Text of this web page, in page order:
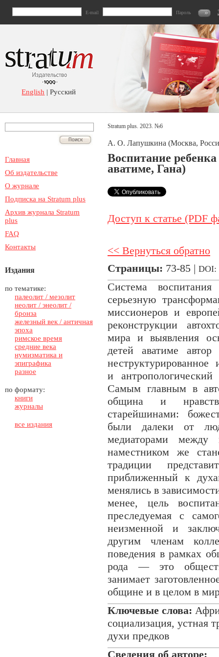
E-mail Пароль
English | Русский
Главная
Об издательстве
О журнале
Подписка на Stratum plus
Архив журнала Stratum
plus
FAQ
Контакты
Издания
по тематике:
палеолит / мезолит
неолит / энеолит /
бронза
железный век / античная
эпоха
римское время
средние века
нумизматика и
эпиграфика
разное
по формату:
книги
журналы
все издания
Stratum plus. 2023. №6
А. О. Лапушкина (Москва,
Воспитание
аватиме, Гана)
Доступ к статье (PDF
<< Вернуться обратно
Страницы: 73-85 | DOI:
Система
серьезную
миссионеров и
реконструкции
мира и выявления
детей аватиме
неструктурированное
и
Самым главным в
община и
старейшинами:
были далеки от
медиаторами
наместником же
традиции
приближенный к
менялись в
менее, цель
преследуемая с
неизменной и
другим членам
поведения в рамках
рода — это
занимает
общине и в целом в
Ключевые слова:
социализация, устная
духи предков
Сведения об авторе: